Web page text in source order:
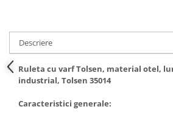
Consumabile
Hota tavan
Hote cupolare
Hote decorative
Hote insula
Descriere
Ruleta cu varf Tolsen, material otel,
industrial, Tolsen 35014
Caracteristici generale: